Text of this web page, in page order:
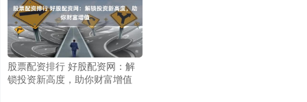
股票配资排行 好股配资网：解
锁投资新高度，助你财富增值